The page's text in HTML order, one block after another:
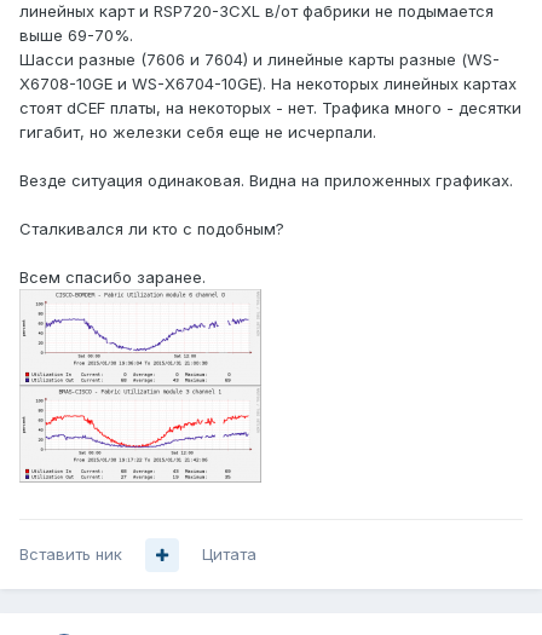
линейных карт и RSP720-3CXL в/от фабрики не подымается
выше 69-70%.
Шасси разные (7606 и 7604) и линейные карты разные (WS-
X6708-10GE и WS-X6704-10GE). На некоторых линейных картах
стоят dCEF платы, на некоторых - нет. Трафика много - десятки
гигабит, но железки себя еще не исчерпали.
Везде ситуация одинаковая. Видна на приложенных графиках.
Сталкивался ли кто с подобным?
Всем спасибо заранее.
Вставить ник Цитата